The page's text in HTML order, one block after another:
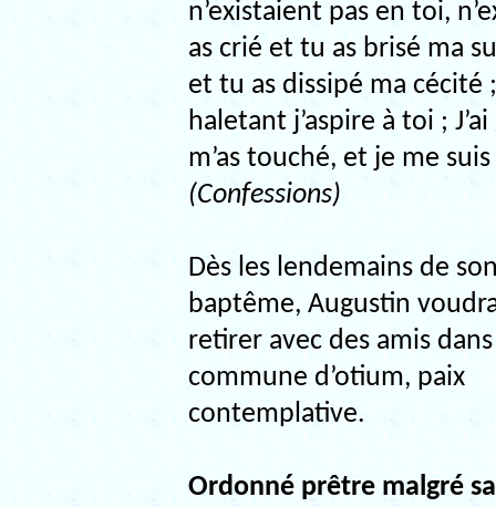
n’existaient pas en toi,
as crié et tu as brisé ma
et tu as dissipé ma cécité
haletant j’aspire à toi ;
m’as touché, et je me
(Confessions)
Dès les lendemains de
baptême, Augustin
retirer avec des amis
commune d’otium, paix
contemplative.
Ordonné prêtre malgré